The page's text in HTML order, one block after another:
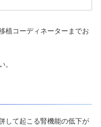
植コーディネーターまでお
。
して起こる腎機能の低下が